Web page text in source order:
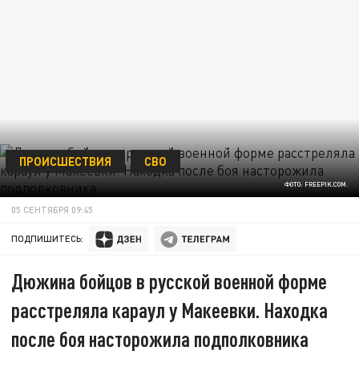
ФОТО: FREEPIK.COM.
ПРОИСШЕСТВИЯ СВО
05 СЕНТЯБРЯ 09:45
ПОДПИШИТЕСЬ:
Дюжина бойцов в русской военной форме
расстреляла караул у Макеевки. Находка
после боя насторожила подполковника